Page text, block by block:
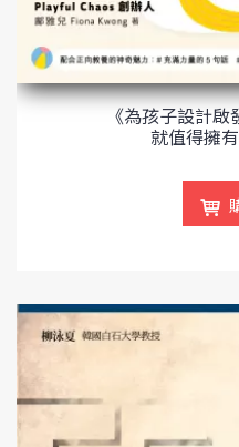
《為孩子設計
就值得擁